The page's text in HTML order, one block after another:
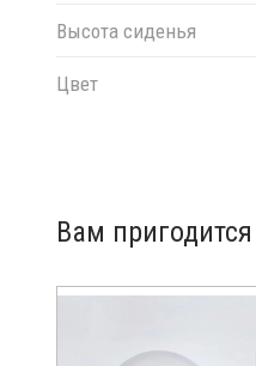
Высота сиденья
Цвет
Вам пригодится